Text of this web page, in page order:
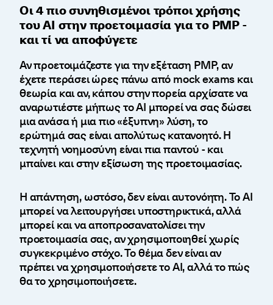
Οι 4 πιο συνηθισμένοι τρόποι χρήσης
του AI στην προετοιμασία για το PMP -
και τί να αποφύγετε
Αν προετοιμάζεστε για την εξέταση PMP, αν
έχετε περάσει ώρες πάνω από mock exams και
θεωρία και αν, κάπου στην πορεία αρχίσατε να
αναρωτιέστε μήπως το AI μπορεί να σας δώσει
μια ανάσα ή μια πιο «έξυπνη» λύση, το
ερώτημά σας είναι απολύτως κατανοητό. Η
τεχνητή νοημοσύνη είναι πια παντού - και
μπαίνει και στην εξίσωση της προετοιμασίας.
Η απάντηση, ωστόσο, δεν είναι αυτονόητη. Το AI
μπορεί να λειτουργήσει υποστηρικτικά, αλλά
μπορεί και να αποπροσανατολίσει την
προετοιμασία σας, αν χρησιμοποιηθεί χωρίς
συγκεκριμένο στόχο. Το θέμα δεν είναι αν
πρέπει να χρησιμοποιήσετε το ΑΙ, αλλά το πώς
θα το χρησιμοποιήσετε.